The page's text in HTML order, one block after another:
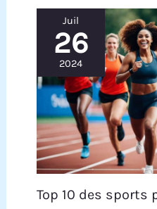
Juil
26
2024
Top 10 des sports